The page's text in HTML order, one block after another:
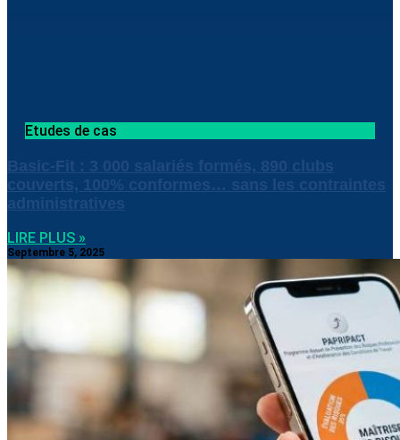
Etudes de cas
Basic-Fit : 3 000 salariés formés, 890 clubs
couverts, 100% conformes… sans les contraintes
administratives
LIRE PLUS »
Septembre 5, 2025